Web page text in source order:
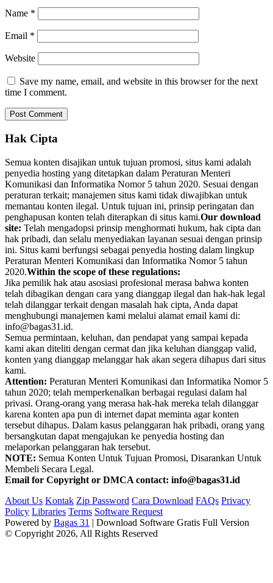
Name *
Email *
Website
Save my name, email, and website in this browser for the next
time I comment.
Hak Cipta
Semua konten disajikan untuk tujuan promosi, situs kami adalah
penyedia hosting yang ditetapkan dalam Peraturan Menteri
Komunikasi dan Informatika Nomor 5 tahun 2020. Sesuai dengan
peraturan terkait; manajemen situs kami tidak diwajibkan untuk
memantau konten ilegal. Untuk tujuan ini, prinsip peringatan dan
penghapusan konten telah diterapkan di situs kami.Our download
site: Telah mengadopsi prinsip menghormati hukum, hak cipta dan
hak pribadi, dan selalu menyediakan layanan sesuai dengan prinsip
ini. Situs kami berfungsi sebagai penyedia hosting dalam lingkup
Peraturan Menteri Komunikasi dan Informatika Nomor 5 tahun
2020.Within the scope of these regulations:
Jika pemilik hak atau asosiasi profesional merasa bahwa konten
telah dibagikan dengan cara yang dianggap ilegal dan hak-hak legal
telah dilanggar terkait dengan masalah hak cipta, Anda dapat
menghubungi manajemen kami melalui alamat email kami di:
info@bagas31.id.
Semua permintaan, keluhan, dan pendapat yang sampai kepada
kami akan diteliti dengan cermat dan jika keluhan dianggap valid,
konten yang dianggap melanggar hak akan segera dihapus dari situs
kami.
Attention: Peraturan Menteri Komunikasi dan Informatika Nomor 5
tahun 2020; telah memperkenalkan berbagai regulasi dalam hal
privasi. Orang-orang yang merasa hak-hak mereka telah dilanggar
karena konten apa pun di internet dapat meminta agar konten
tersebut dihapus. Dalam kasus pelanggaran hak pribadi, orang yang
bersangkutan dapat mengajukan ke penyedia hosting dan
melaporkan pelanggaran hak tersebut.
NOTE: Semua Konten Untuk Tujuan Promosi, Disarankan Untuk
Membeli Secara Legal.
Email for Copyright or DMCA contact: info@bagas31.id
About Us Kontak Zip Password Cara Download FAQs Privacy
Policy Libraries Terms Software Request
Powered by Bagas 31 | Download Software Gratis Full Version
© Copyright 2026, All Rights Reserved